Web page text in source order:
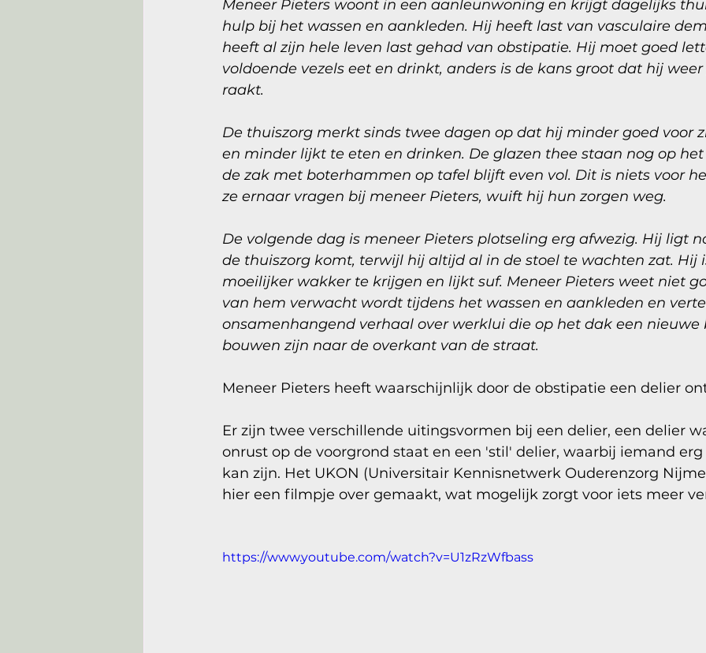
Meneer Pieters woont in een aanleunwoning en krijgt dagelijks
hulp bij het wassen en aankleden. Hij heeft last van vasculaire
heeft al zijn hele leven last gehad van obstipatie. Hij moet goed
voldoende vezels eet en drinkt, anders is de kans groot dat hij
raakt.
De thuiszorg merkt sinds twee dagen op dat hij minder goed voor
en minder lijkt te eten en drinken. De glazen thee staan nog op
de zak met boterhammen op tafel blijft even vol. Dit is niets voor
ze ernaar vragen bij meneer Pieters, wuift hij hun zorgen weg.
De volgende dag is meneer Pieters plotseling erg afwezig. Hij ligt
de thuiszorg komt, terwijl hij altijd al in de stoel te wachten zat. Hij
moeilijker wakker te krijgen en lijkt suf. Meneer Pieters weet niet
van hem verwacht wordt tijdens het wassen en aankleden en
onsamenhangend verhaal over werklui die op het dak een nieuwe
bouwen zijn naar de overkant van de straat.
Meneer Pieters heeft waarschijnlijk door de obstipatie een delier
Er zijn twee verschillende uitingsvormen bij een delier, een delier
onrust op de voorgrond staat en een 'stil' delier, waarbij iemand
kan zijn. Het UKON (Universitair Kennisnetwerk Ouderenzorg
hier een filmpje over gemaakt, wat mogelijk zorgt voor iets meer
https://www.youtube.com/watch?v=U1zRzWfbass